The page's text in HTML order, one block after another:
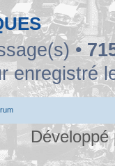
•
enregistré
Développé